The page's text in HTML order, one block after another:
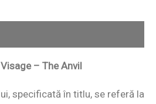
– The Anvil
specificată în titlu, se referă la